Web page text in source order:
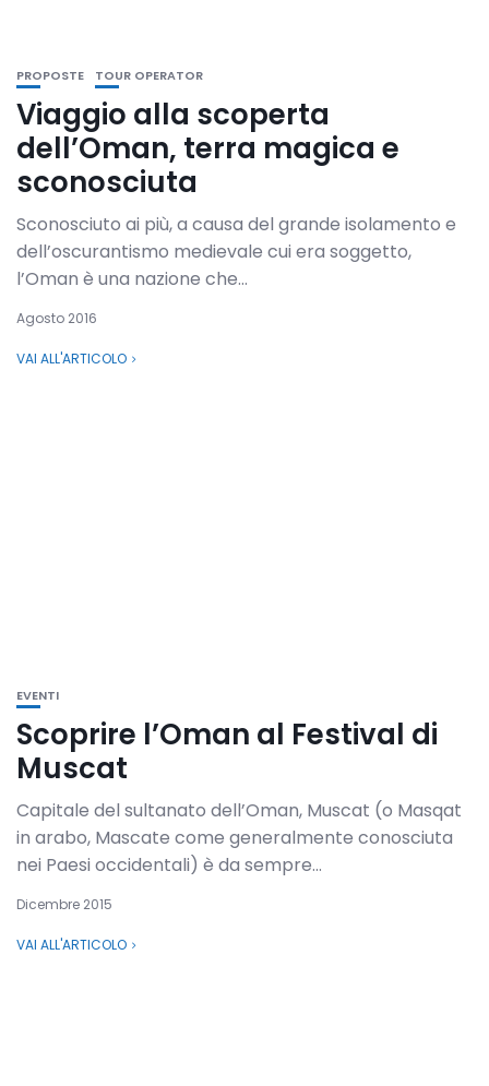
PROPOSTE TOUR OPERATOR
Viaggio alla scoperta
dell’Oman, terra magica e
sconosciuta
Sconosciuto ai più, a causa del grande isolamento e
dell’oscurantismo medievale cui era soggetto,
l’Oman è una nazione che...
Agosto 2016
VAI ALL'ARTICOLO
EVENTI
Scoprire l’Oman al Festival di
Muscat
Capitale del sultanato dell’Oman, Muscat (o Masqat
in arabo, Mascate come generalmente conosciuta
nei Paesi occidentali) è da sempre...
Dicembre 2015
VAI ALL'ARTICOLO